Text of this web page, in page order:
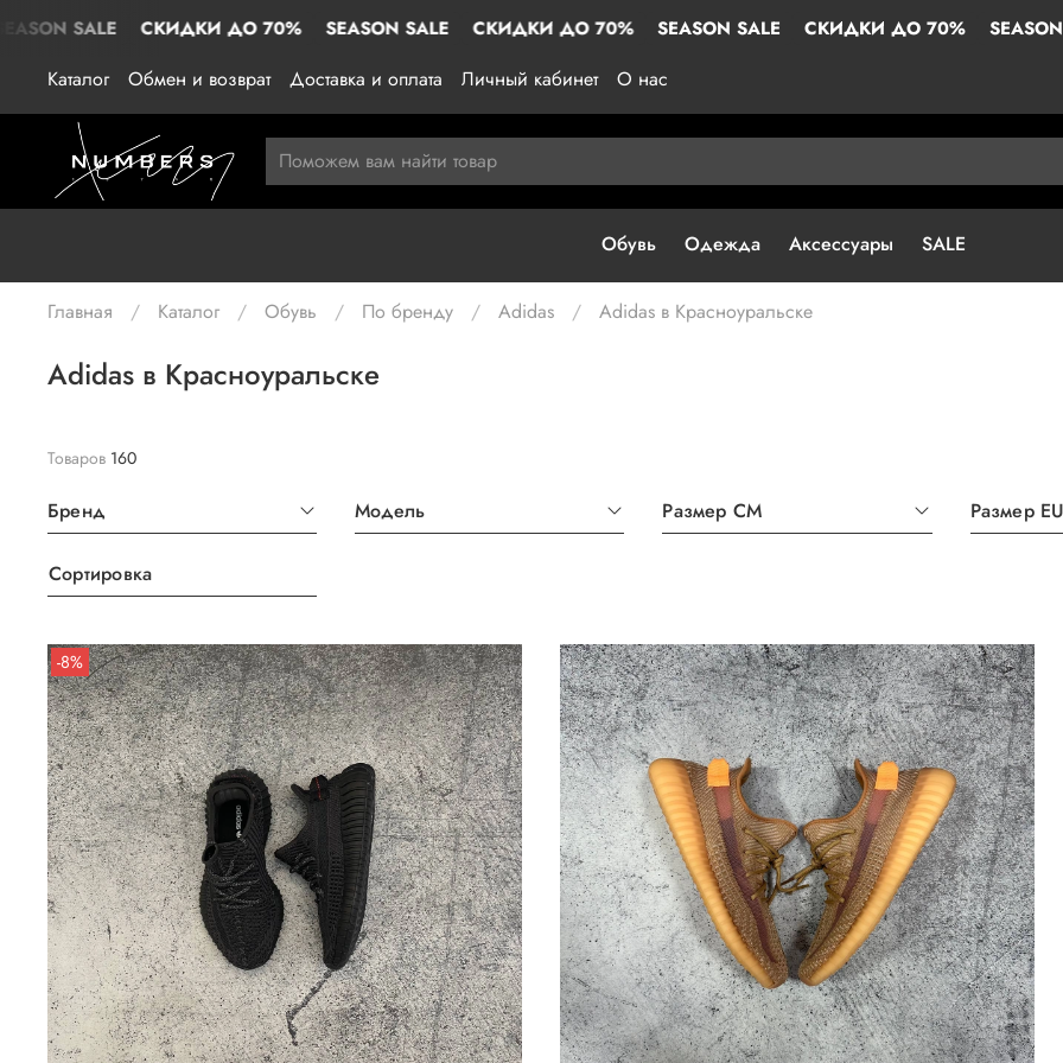
СКИДКИ ДО 70% SEASON SALE СКИДКИ ДО 70% SEASON SALE СКИДКИ ДО 70% SEASON SALE
Каталог Обмен и возврат Доставка и оплата Личный кабинет О нас
Обувь Одежда Аксессуары SALE
Главная Каталог Обувь По бренду Adidas Adidas в Красноуральске
Adidas в Красноуральске
Товаров 160
Сортировка
Размер СМ Размер
Бренд Модель
-8%